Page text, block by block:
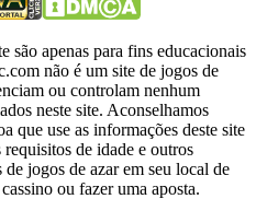
são apenas para fins educacionais
não é um site de jogos de
ou controlam nenhum
neste site. Aconselhamos
que use as informações deste site
requisitos de idade e outros
jogos de azar em seu local de
ou fazer uma aposta.